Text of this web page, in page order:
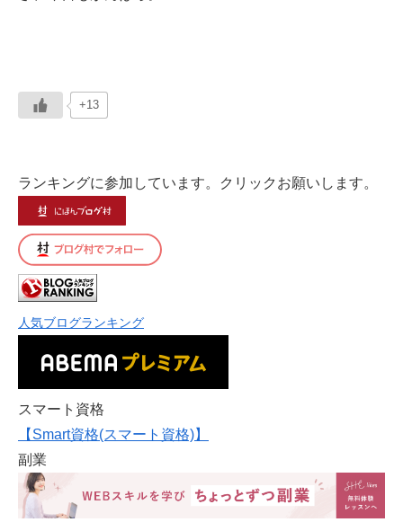
+13
ランキングに参加しています。クリックお願いします。
人気ブログランキング
スマート資格
【Smart資格(スマート資格)】
副業